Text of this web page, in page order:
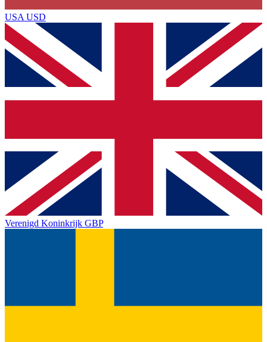
USA USD
Verenigd Koninkrijk GBP